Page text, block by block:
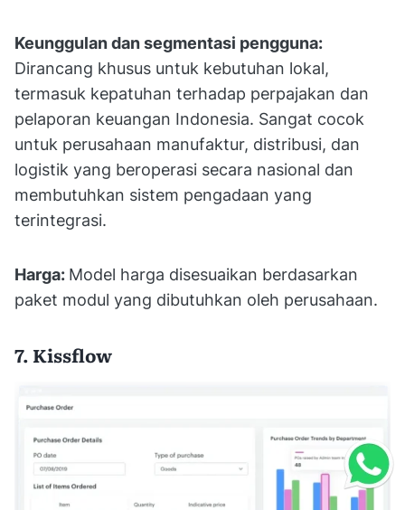
Keunggulan dan segmentasi pengguna:
Dirancang khusus untuk kebutuhan lokal,
termasuk kepatuhan terhadap perpajakan dan
pelaporan keuangan Indonesia. Sangat cocok
untuk perusahaan manufaktur, distribusi, dan
logistik yang beroperasi secara nasional dan
membutuhkan sistem pengadaan yang
terintegrasi.
Harga: Model harga disesuaikan berdasarkan
paket modul yang dibutuhkan oleh perusahaan.
7. Kissflow